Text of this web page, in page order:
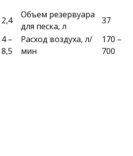
2,4
Объем резервуара
для песка, л
37
4 –
8,5
Расход воздуха, л/
мин
170 –
700